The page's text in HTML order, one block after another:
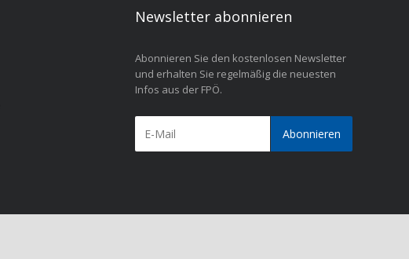
Newsletter abonnieren
Abonnieren Sie den kostenlosen Newsletter
und erhalten Sie regelmäßig die neuesten
Infos aus der FPÖ.